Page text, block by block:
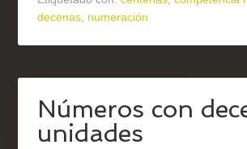
decenas, numeración
Números con
unidades